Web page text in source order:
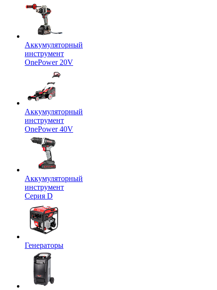
Аккумуляторный
инструмент
OnePower 20V
Аккумуляторный
инструмент
OnePower 40V
Аккумуляторный
инструмент
Серия D
Генераторы